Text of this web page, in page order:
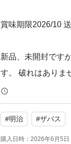
賞味期限2026/10
新品、未開封です
す。 破れはありま
あくまで素人出品
ん。簡易的な梱包
開封時にカッター
#明治 #ザバス
購入日時： 2026年6月5日